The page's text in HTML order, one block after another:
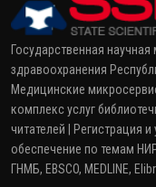
Государственная
здравоохранения
Медицинские
комплекс услуг
читателей | Регистрация
обеспечение по темам
ГНМБ, EBSCO, MEDLINE,